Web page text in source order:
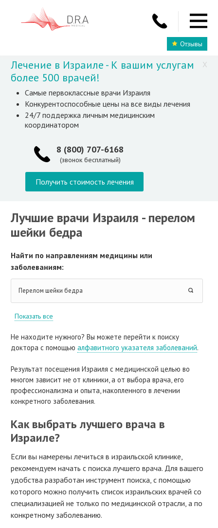
Отзывы
X
Лечение в Израиле - К вашим услугам
более 500 врачей!
Самые первоклассные врачи Израиля
Конкурентоспособные цены на все виды лечения
24/7 поддержка личным медицинским
координатором
8 (800) 707-6168
(звонок бесплатный)
Получить стоимость лечения
Лучшие врачи Израиля - перелом
шейки бедра
Найти по направлениям медицины или
заболеваниям:
Перелом шейки бедра
Показать все
Не находите нужного? Вы можете перейти к поиску
доктора с помощьюалфавитного указателя заболеваний.
Результат посещения Израиля с медицинской целью во
многом зависит не от клиники, а от выбора врача, его
профессионализма и опыта, накопленного в лечении
конкретного заболевания.
Как выбрать лучшего врача в
Израиле?
Если вы намерены лечиться в израильской клинике,
рекомендуем начать с поиска лучшего врача. Для вашего
удобства разработан инструмент поиска, с помощью
которого можно получить список израильских врачей со
специализацией не только по медицинской отрасли, а по
конкретному заболеванию.